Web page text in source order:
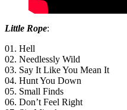
Little Rope:
01. Hell
02. Needlessly Wild
03. Say It Like You Mean It
04. Hunt You Down
05. Small Finds
06. Don’t Feel Right